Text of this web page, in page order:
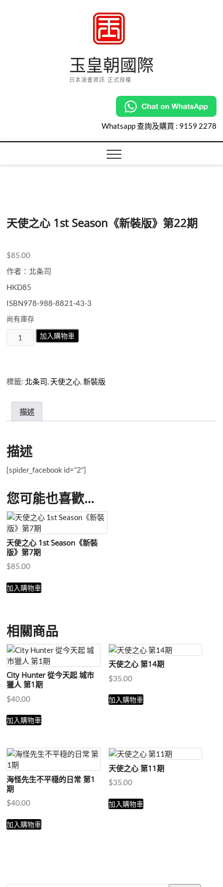
玉皇朝國際
日本漫畫資訊 正式授權
Whatsapp 查詢及購買 : 9159 2278
天使之心 1st Season《新裝版》第22期
$85.00
作者：北条司
HKD85
ISBN978-988-8821-43-3
尚有庫存
使
1st
裝
版》
第
期
數
量
加入購物車
標籤: 北条司, 天使之心,新裝版
描述
描述
[spider_facebook id=”2″]
您可能也喜歡…
天使之心 1st Season《新裝
版》第7期
$85.00
加入購物車
相關商品
City Hunter 從今天起 城市
獵人 第1期
$40.00
加入購物車
天使之心 第14期
$35.00
加入購物車
海怪先生不平穏的日常 第1
期
$40.00
加入購物車
天使之心 第11期
$35.00
加入購物車